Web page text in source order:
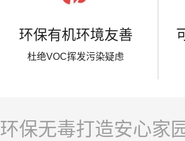
环保有机环境友善
杜绝VOC挥发污染疑虑
保无毒打造安心家